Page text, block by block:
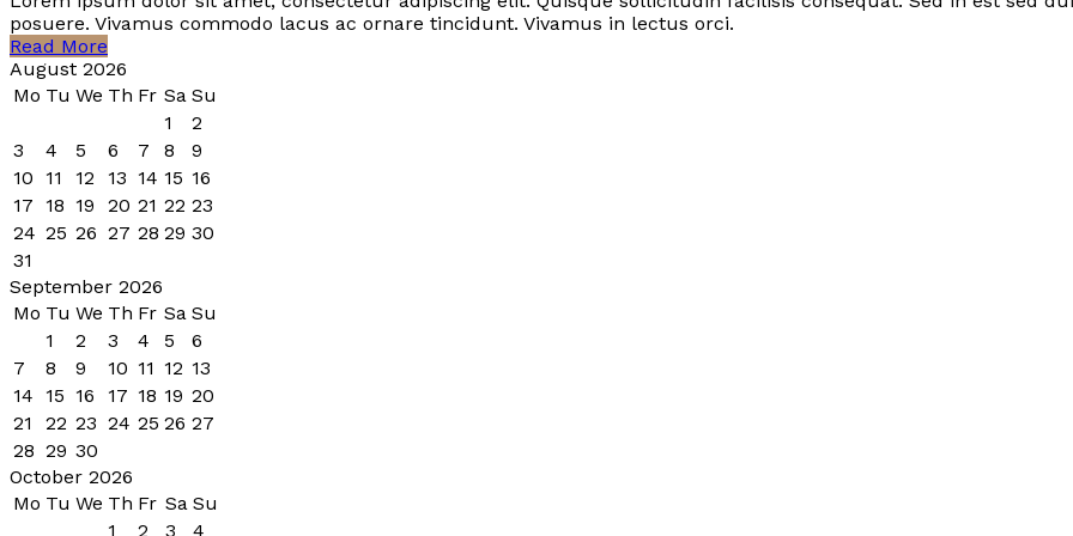
posuere. Vivamus commodo lacus ac ornare tincidunt. Vivamus in lectus orci.
Read More
August 2026
Mo Tu We Th Fr Sa Su
1
2
3
4 5 6 7 8
9
10
11 12 13 14 15 16
17
18 19 20 21 22 23
24 25 26 27 28 29 30
31
September 2026
Mo Tu We Th Fr Sa Su
1
2 3 4 5
6
7
8 9 10 11 12 13
14
15 16 17 18 19 20
21
22 23 24 25 26 27
28 29 30
October 2026
Mo Tu We Th Fr Sa Su
1
2 3
4